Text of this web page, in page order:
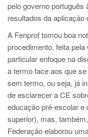
pelo governo português
resultados da
A Fenprof tomou boa
procedimento, feita
particular enfoque na
a termo face aos que
sem termo, ou seja, já
de esclarecer a CE
educação pré-escolar
superior), mas,
Federação elaborou